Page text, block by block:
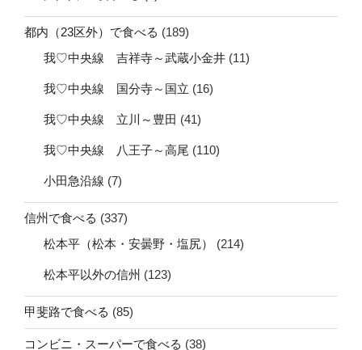
都内（23区外）で食べる (189)
我♡中央線 吉祥寺～武蔵小金井 (11)
我♡中央線 国分寺～国立 (16)
我♡中央線 立川～豊田 (41)
我♡中央線 八王子～高尾 (110)
小田急沿線 (7)
信州で食べる (337)
松本平（松本・安曇野・塩尻）
(214)
松本平以外の信州 (123)
甲斐路で食べる (85)
コンビニ・スーパーで食べる (38)